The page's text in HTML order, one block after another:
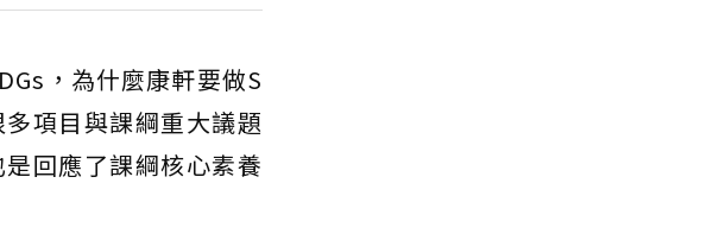
，為什麼康軒要做S
項目與課綱重大議題
回應了課綱核心素養